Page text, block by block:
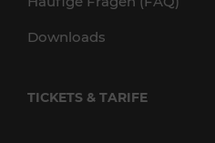
Downloads
TICKETS & TARIFE